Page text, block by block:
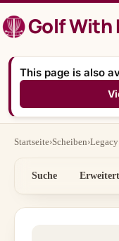
Inhalt
springenGolf With
This page is also
Startseite›Scheiben›
Suche